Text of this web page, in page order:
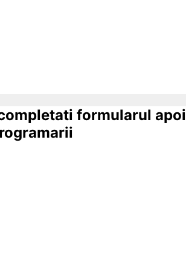
formularul apoi